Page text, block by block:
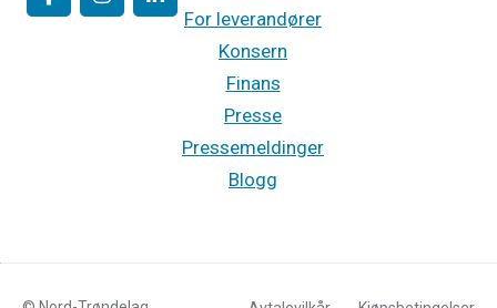
For leverandører
Konsern
Finans
Presse
Pressemeldinger
Blogg